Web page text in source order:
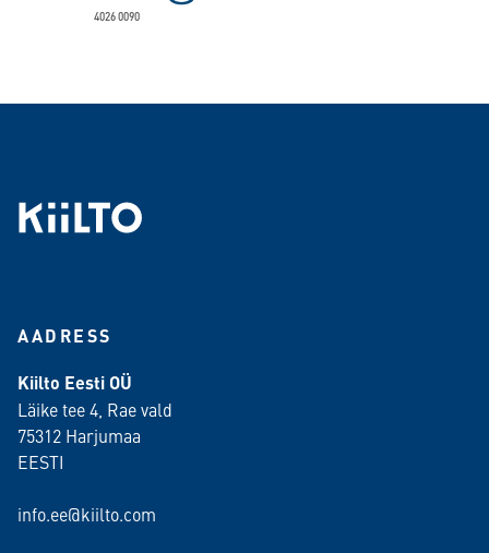
4026 0090
AADRESS
Kiilto Eesti OÜ
Läike tee 4, Rae vald
75312 Harjumaa
EESTI
info.ee@kiilto.com